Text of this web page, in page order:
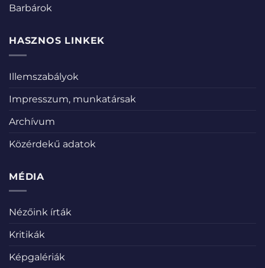
Barbárok
HASZNOS LINKEK
Illemszabályok
Impresszum, munkatársak
Archívum
Közérdekű adatok
MÉDIA
Nézőink írták
Kritikák
Képgalériák